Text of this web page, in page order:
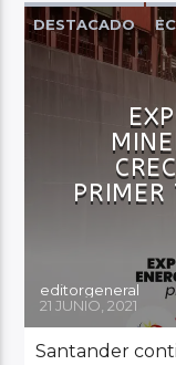
Audio
DESTACADO
NOVEDADES
editorgeneral
21 JUNIO, 2021
Santander